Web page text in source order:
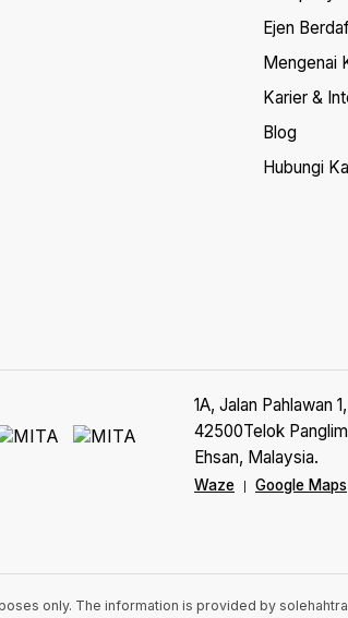
Ejen
Mengenai
Karier &
Blog
Hubungi
1A, Jalan Pahlawan
42500Telok
Ehsan, Malaysia.
Waze Google Maps
only. The information is provided by